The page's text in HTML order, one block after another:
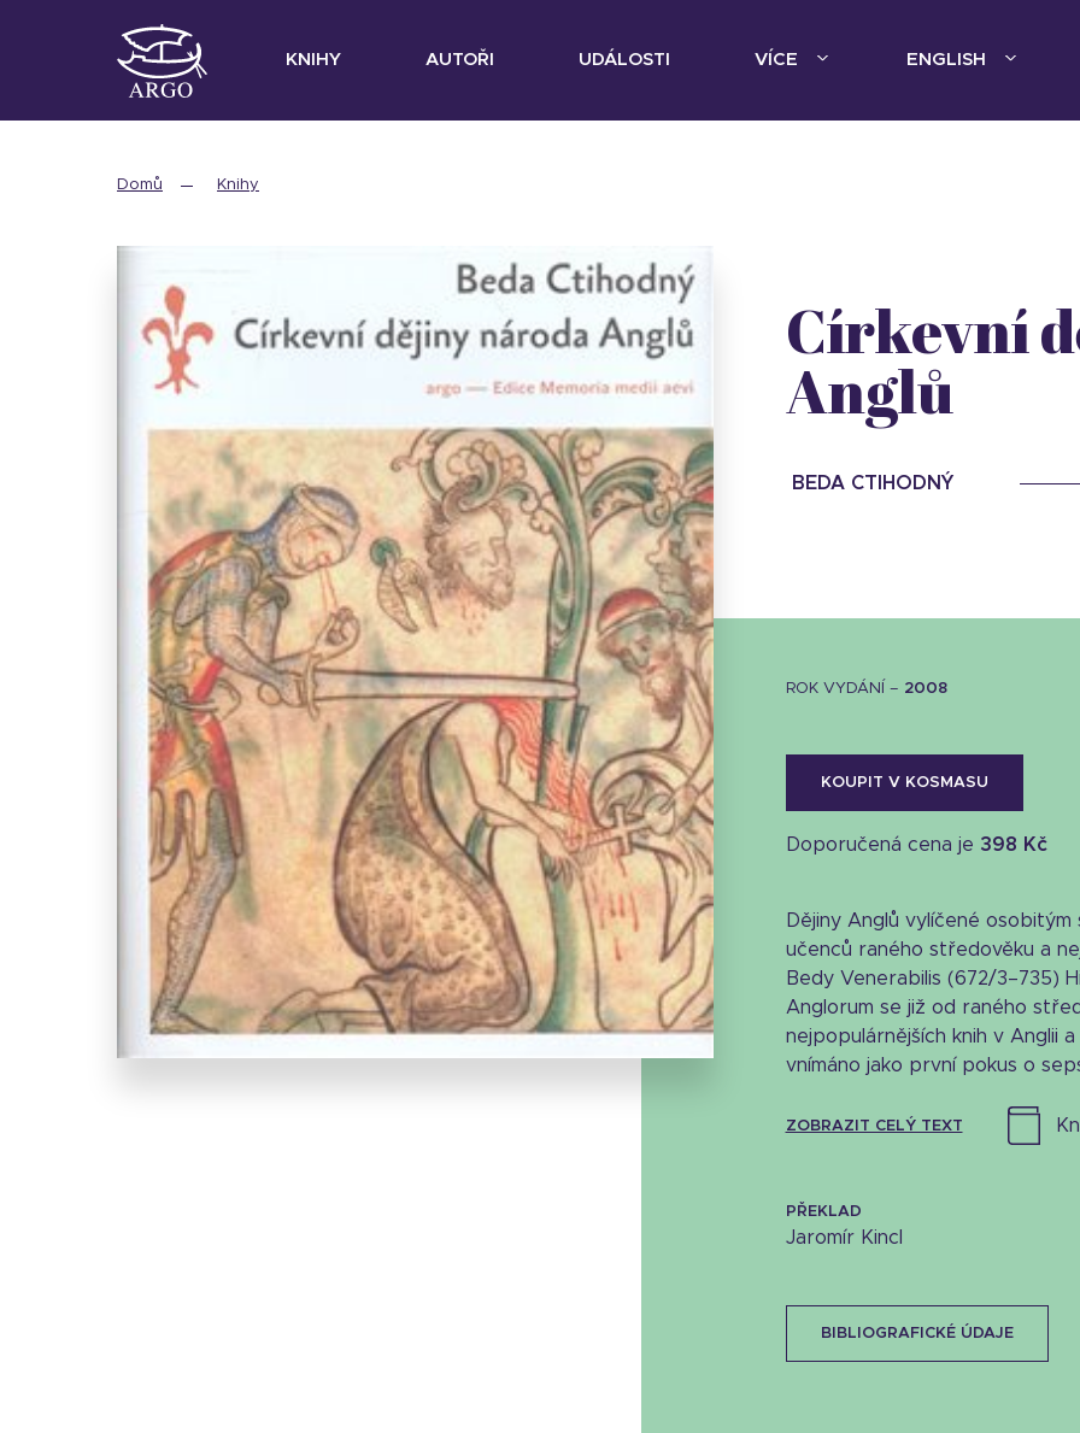
KNIHY AUTOŘI UDÁLOSTI VÍCE ENGLISH
Domů Knihy
Stáhnout obálku
27.04 KB
Církevní
Anglů
BEDA CTIHODNÝ
ROK VYDÁNÍ – 2008
KOUPIT V KOSMASU
Doporučená cena je 398 Kč
Dějiny Anglů vylíčené
učenců raného středověku a
Bedy Venerabilis (672/3–735)
Anglorum se již od raného
nejpopulárnějších knih v Anglii
vnímáno jako první pokus o
ZOBRAZIT CELÝ TEXT
PŘEKLAD
Jaromír Kincl
BIBLIOGRAFICKÉ ÚDAJE